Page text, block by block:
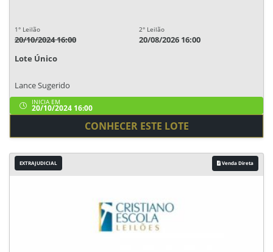
1° Leilão
20/10/2024 16:00
2° Leilão
20/08/2026 16:00
Lote Único
Lance Sugerido
INICIA EM
20/10/2024 16:00
CONHECER ESTE LOTE
EXTRAJUDICIAL Venda Direta